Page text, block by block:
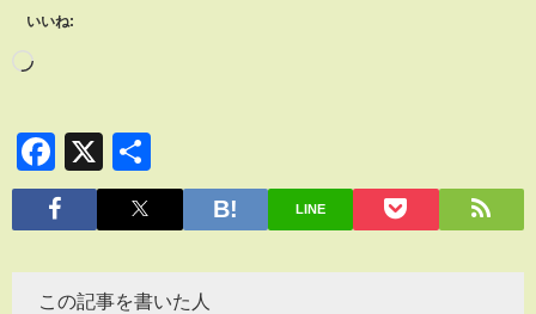
いいね:
Facebook
X
有
LINE
この記事を書いた人